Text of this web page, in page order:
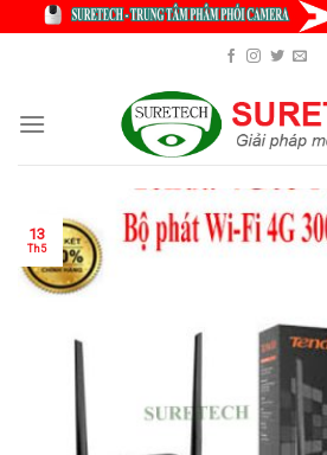
13
Th5